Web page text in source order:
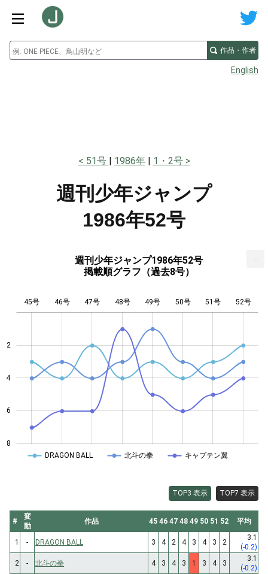
作品・作者
English
51号 1986年 1・2号
週刊少年ジャンプ
1986年52号
週刊少年ジャンプ1986年52号
掲載順グラフ（過去8号）
4
2
4
6
8
45号 46号 47号 48号 49号 50号 51号 52号
DRAGON BALL 北斗の拳 キャプテン翼
TOP3 表示 TOP7 表示
#
変
動
作品 45 46 47 48 49 50 51 52 平均
1 - DRAGON BALL 3 4 2 4 3 4 3 2
3.1
(-0.2)
2
- 北斗の拳 4 3 4 3 1 3 4 3
3.1
(-0.2)